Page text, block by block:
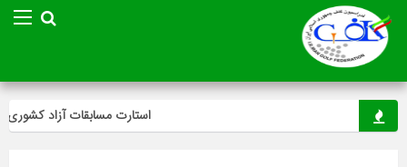
استارت مسابقات آزاد کشوری